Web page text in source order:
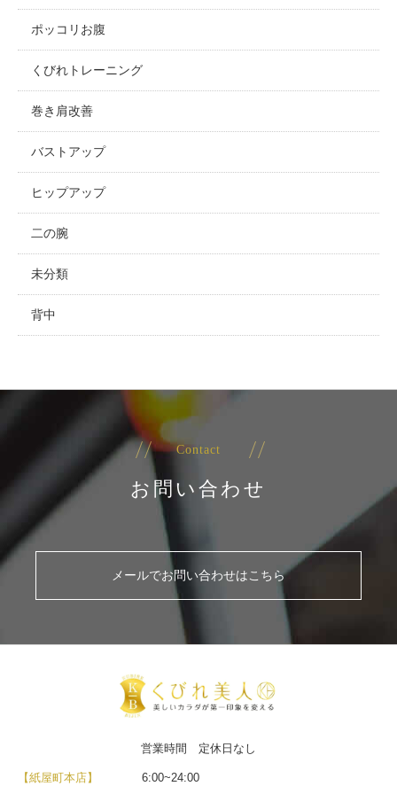
ポッコリお腹
くびれトレーニング
巻き肩改善
バストアップ
ヒップアップ
二の腕
未分類
背中
Contact
お問い合わせ
メールでお問い合わせはこちら
営業時間 定休日なし
【紙屋町本店】 6:00~24:00